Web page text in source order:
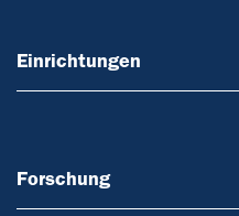
Einrichtungen
Forschung